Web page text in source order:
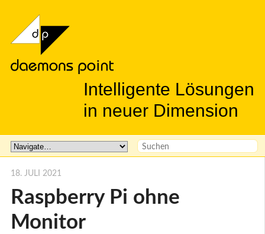
Intelligente Lösungen
in neuer Dimension
Raspberry Pi ohne
Monitor
18. JULI 2021